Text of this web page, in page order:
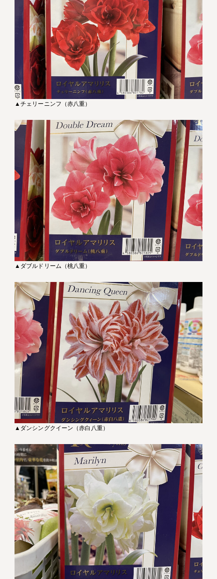
▲チェリーニンフ（赤八重）
▲ダブルドリーム（桃八重）
▲ダンシングクイーン（赤白八重）